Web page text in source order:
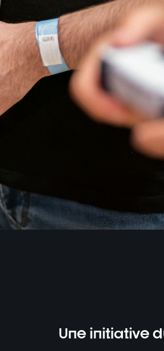
Une initiative